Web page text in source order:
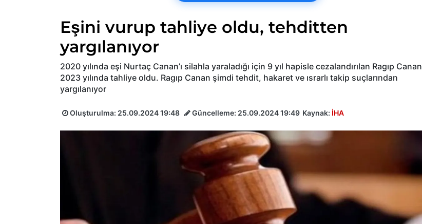
Eşini vurup tahliye oldu, tehditten
yargılanıyor
2020 yılında eşi Nurtaç Canan’ı silahla yaraladığı için 9 yıl hapisle cezalandırılan Ragıp Canan
2023 yılında tahliye oldu. Ragıp Canan şimdi tehdit, hakaret ve ısrarlı takip suçlarından
yargılanıyor
Oluşturulma: 25.09.2024 19:48 Güncelleme: 25.09.2024 19:49 Kaynak: İHA